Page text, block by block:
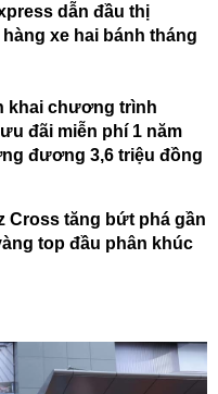
dẫn đầu thị
xe hai bánh tháng
khai chương trình
đãi miễn phí 1 năm
đương 3,6 triệu đồng
Cross tăng bứt phá gần
top đầu phân khúc